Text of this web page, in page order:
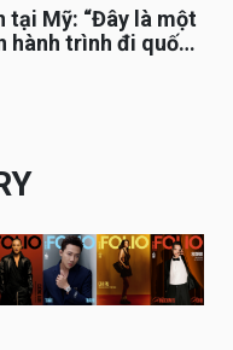
tại Mỹ: “Đây là một
hành trình đi quốc